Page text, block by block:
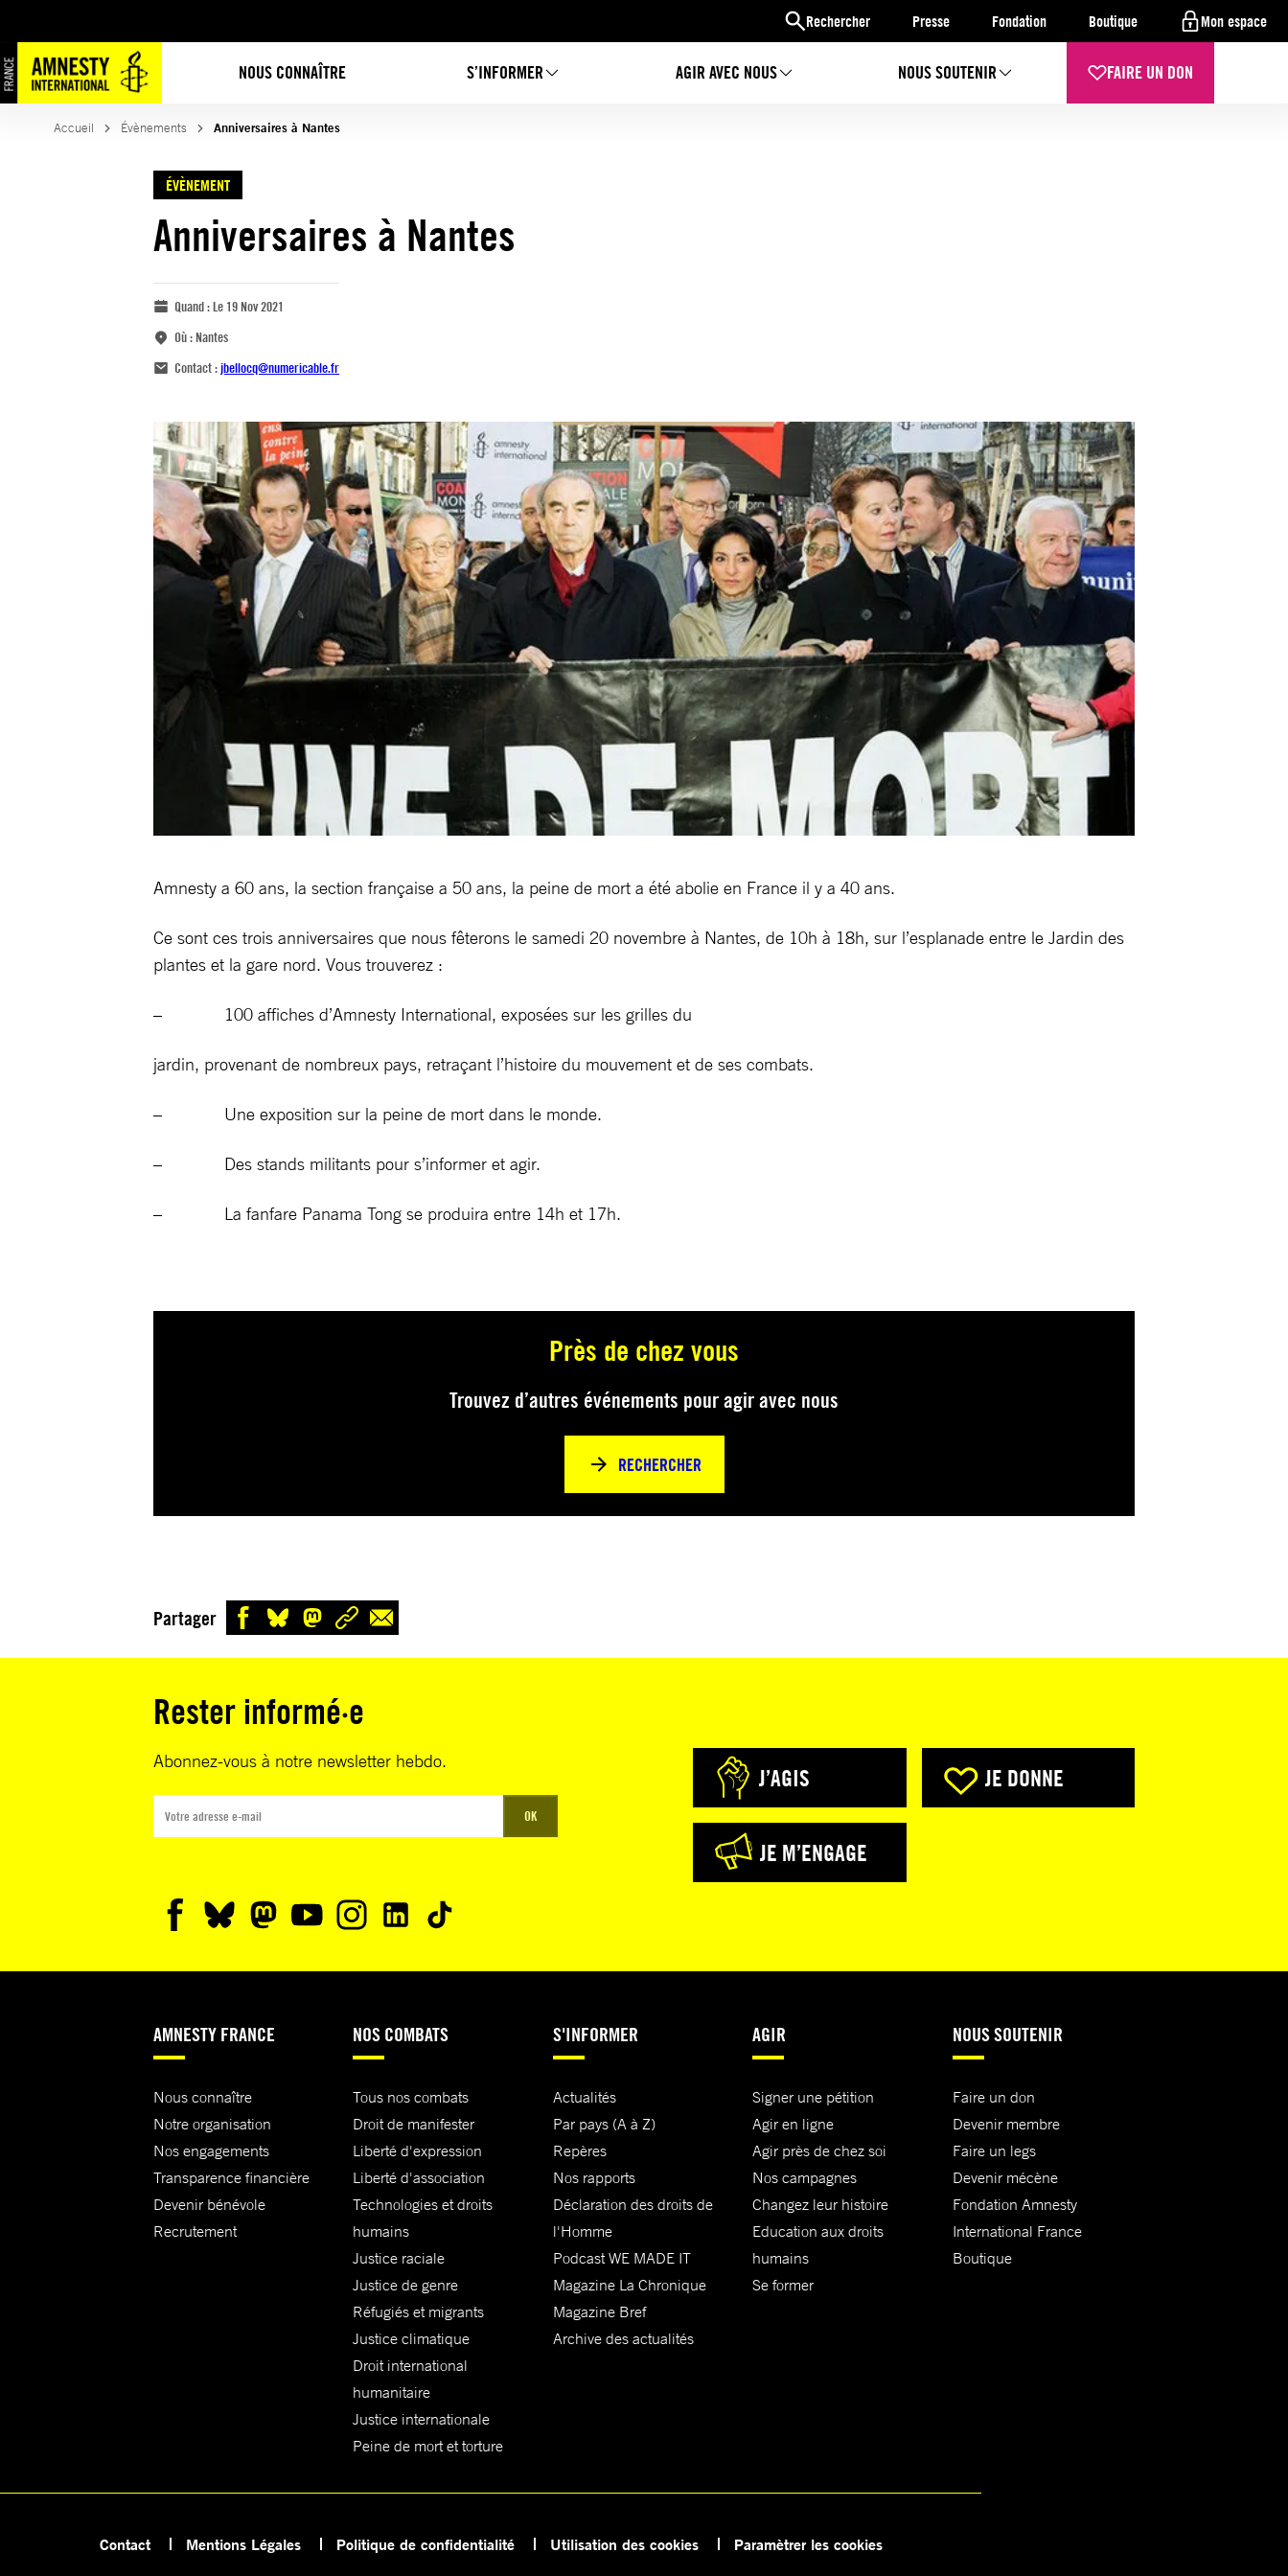
Rechercher Presse Fondation Boutique Mon espace
NOUS CONNAÎTRE S’INFORMER AGIR AVEC NOUS NOUS SOUTENIR FAIRE UN DON
Accueil Évènements Anniversaires à Nantes
ÉVÈNEMENT
Anniversaires à Nantes
Quand :Le 19 Nov 2021
Où :Nantes
Contact :jbellocq@numericable.fr
Amnesty a 60 ans, la section française a 50 ans, la peine de mort a été abolie en France il y a 40 ans.
Ce sont ces trois anniversaires que nous fêterons le samedi 20 novembre à Nantes, de 10h à 18h, sur l’esplanade entre le Jardin des
plantes et la gare nord. Vous trouverez :
– 100 affiches d’Amnesty International, exposées sur les grilles du
jardin, provenant de nombreux pays, retraçant l’histoire du mouvement et de ses combats.
– Une exposition sur la peine de mort dans le monde.
– Des stands militants pour s’informer et agir.
– La fanfare Panama Tong se produira entre 14h et 17h.
Près de chez vous
Trouvez d’autres événements pour agir avec nous
RECHERCHER
Partager
Rester informé·e
Abonnez-vous à notre newsletter hebdo.
OK
J’AGIS JE DONNE
JE M’ENGAGE
AMNESTY FRANCE
Nous connaître
Notre organisation
Nos engagements
Transparence financière
Devenir bénévole
Recrutement
NOS COMBATS
Tous nos combats
Droit de manifester
Liberté d'expression
Liberté d'association
Technologies et droits
humains
Justice raciale
Justice de genre
Réfugiés et migrants
Justice climatique
Droit international
humanitaire
Justice internationale
Peine de mort et torture
S'INFORMER
Actualités
Par pays (A à Z)
Repères
Nos rapports
Déclaration des droits de
l'Homme
Podcast WE MADE IT
Magazine La Chronique
Magazine Bref
Archive des actualités
AGIR
Signer une pétition
Agir en ligne
Agir près de chez soi
Nos campagnes
Changez leur histoire
Education aux droits
humains
Se former
NOUS SOUTENIR
Faire un don
Devenir membre
Faire un legs
Devenir mécène
Fondation Amnesty
International France
Boutique
Contact Mentions Légales Politique de confidentialité Utilisation des cookies Paramètrer les cookies